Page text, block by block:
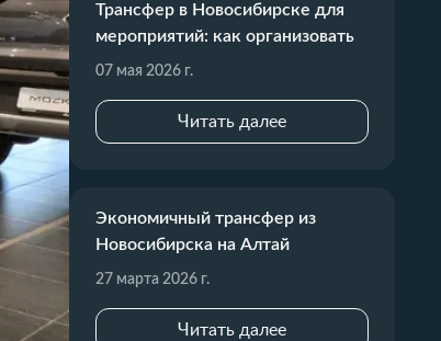
Трансфер в Новосибирске для
мероприятий: как организовать
07 мая 2026 г.
Читать далее
Экономичный трансфер из
Новосибирска на Алтай
27 марта 2026 г.
Читать далее